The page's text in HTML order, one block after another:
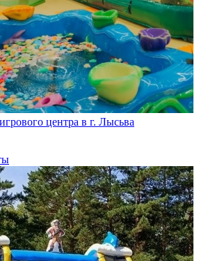
центра в г. Лысьва